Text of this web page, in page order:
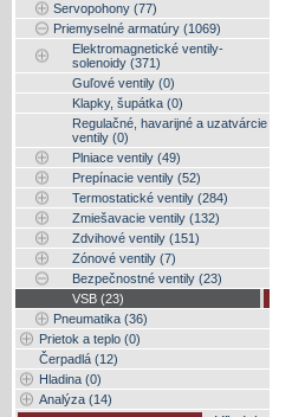
Servopohony (77)
Priemyselné armatúry (1069)
Elektromagnetické ventily-
solenoidy (371)
Guľové ventily (0)
Klapky, šupátka (0)
Regulačné, havarijné a uzatvárcie
ventily (0)
Plniace ventily (49)
Prepínacie ventily (52)
Termostatické ventily (284)
Zmiešavacie ventily (132)
Zdvihové ventily (151)
Zónové ventily (7)
Bezpečnostné ventily (23)
VSB (23)
Pneumatika (36)
Prietok a teplo (0)
Čerpadlá (12)
Hladina (0)
Analýza (14)